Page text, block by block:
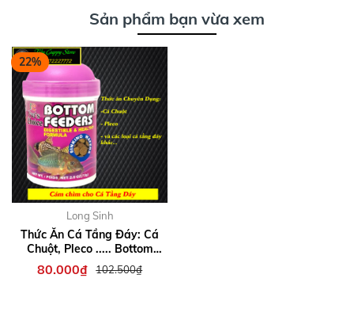
Sản phẩm bạn vừa xem
22%
Long Sinh
Thức Ăn Cá Tầng Đáy: Cá
Chuột, Pleco ..... Bottom
Feeders Pro Choice (Hủ
72gram)
80.000₫ 102.500₫